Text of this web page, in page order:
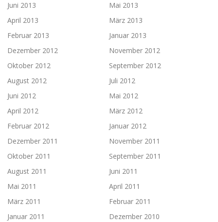
Juni 2013
Mai 2013
April 2013
März 2013
Februar 2013
Januar 2013
Dezember 2012
November 2012
Oktober 2012
September 2012
August 2012
Juli 2012
Juni 2012
Mai 2012
April 2012
März 2012
Februar 2012
Januar 2012
Dezember 2011
November 2011
Oktober 2011
September 2011
August 2011
Juni 2011
Mai 2011
April 2011
März 2011
Februar 2011
Januar 2011
Dezember 2010